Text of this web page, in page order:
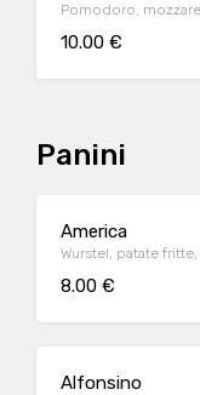
Pomodoro,
10.00 €
Panini
America
Wurstel, patate
8.00 €
Alfonsino